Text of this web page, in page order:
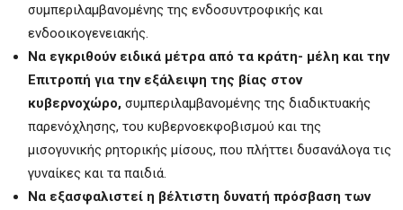
συμπεριλαμβανομένης της ενδοσυντροφικής και
ενδοοικογενειακής.
Να εγκριθούν ειδικά μέτρα από τα κράτη- μέλη και την
Επιτροπή για την εξάλειψη της βίας στον
κυβερνοχώρο, συμπεριλαμβανομένης της διαδικτυακής
παρενόχλησης, του κυβερνοεκφοβισμού και της
μισογυνικής ρητορικής μίσους, που πλήττει δυσανάλογα τις
γυναίκες και τα παιδιά.
Να εξασφαλιστεί η βέλτιστη δυνατή πρόσβαση των